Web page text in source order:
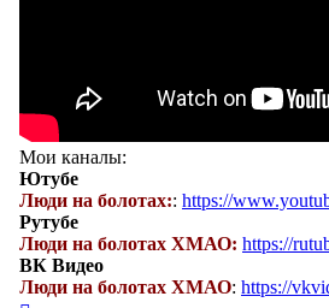
Мои каналы:
Ютубе
Люди на болотах:: https://
Рутубе
Люди на болотах ХМАО: https://
ВК Видео
Люди на болотах ХМАО: https://